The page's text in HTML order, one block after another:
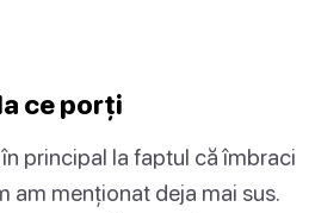
ce porți
principal la faptul că îmbraci
am menționat deja mai sus.